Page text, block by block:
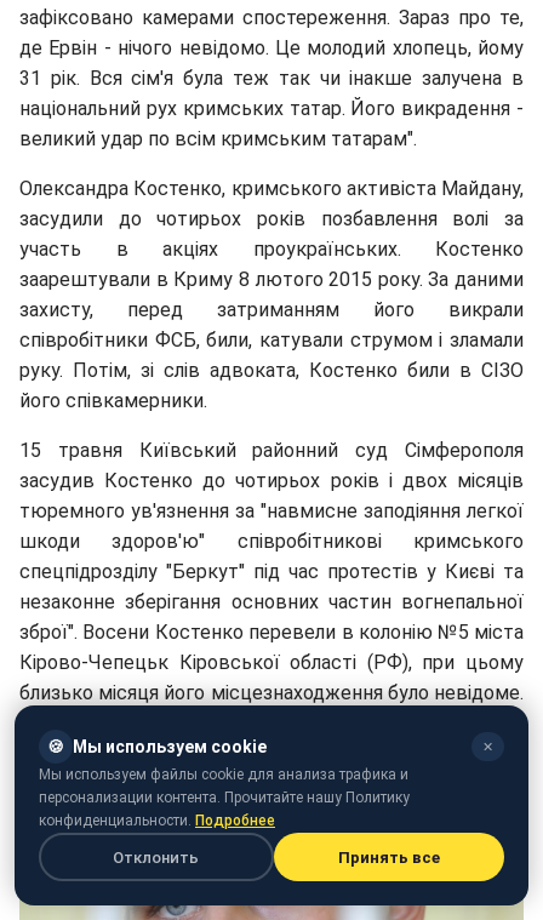
зафіксовано камерами спостереження. Зараз про те,
де Ервін - нічого невідомо. Це молодий хлопець, йому
31 рік. Вся сім'я була теж так чи інакше залучена в
національний рух кримських татар. Його викрадення -
великий удар по всім кримським татарам".
Олександра Костенко, кримського активіста Майдану,
засудили до чотирьох років позбавлення волі за
участь в акціях проукраїнських. Костенко
заарештували в Криму 8 лютого 2015 року. За даними
захисту, перед затриманням його викрали
співробітники ФСБ, били, катували струмом і зламали
руку. Потім, зі слів адвоката, Костенко били в СІЗО
його співкамерники.
15 травня Київський районний суд Сімферополя
засудив Костенко до чотирьох років і двох місяців
тюремного ув'язнення за "навмисне заподіяння легкої
шкоди здоров'ю" співробітникові кримського
спецпідрозділу "Беркут" під час протестів у Києві та
незаконне зберігання основних частин вогнепальної
зброї". Восени Костенко перевели в колонію №5 міста
Кірово-Чепецьк Кіровської області (РФ), при цьому
близько місяця його місцезнаходження було невідоме.
Костенко політичним в'язнем.
🍪 Мы используем cookie ✕
Мы используем файлы cookie для анализа трафика и
персонализации контента. Прочитайте нашу Политику
конфиденциальности. Подробнее
Отклонить Принять все